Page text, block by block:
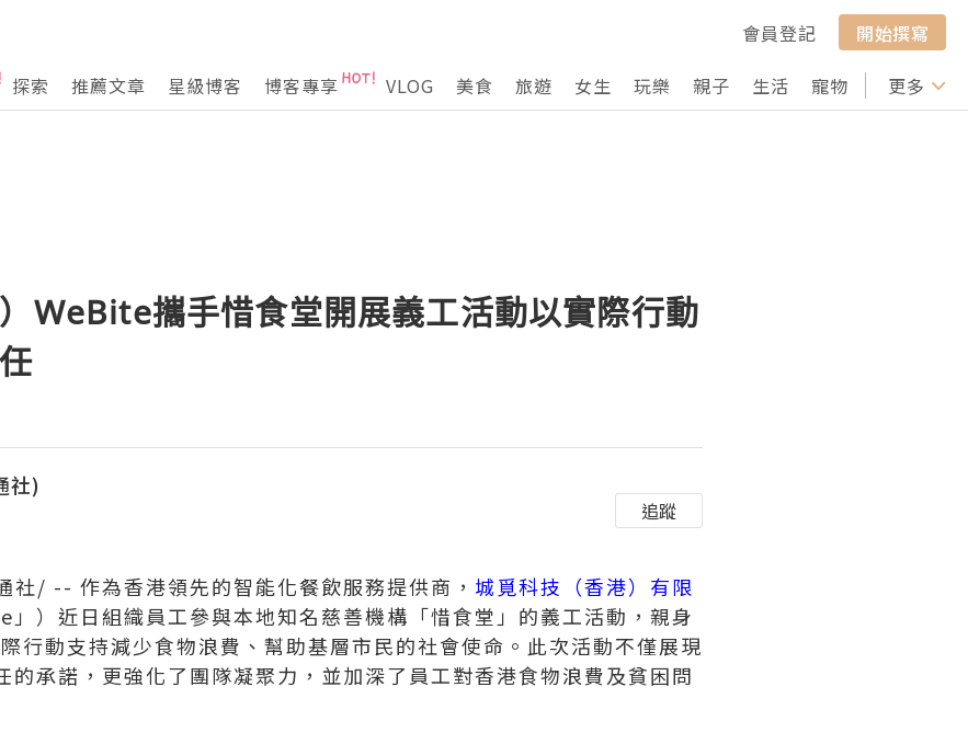
會員登記
開始撰寫
探索 推薦文章 星級博客 博客專享 VLOG 美食 旅遊 女生 玩樂 親子 生活 寵物 行山 打卡
更多
WeBite攜手惜食堂開展義工活動以實際行動
社)
追蹤
社/ -- 作為香港領先的智能化餐飲服務提供商， 城覓科技（香港）有限
」）近日組織員工參與本地知名慈善機構「惜食堂」的義工活動，親身
行動支持減少食物浪費、幫助基層市民的社會使命。此次活動不僅展現
承諾，更強化了團隊凝聚力，並加深了員工對香港食物浪費及貧困問